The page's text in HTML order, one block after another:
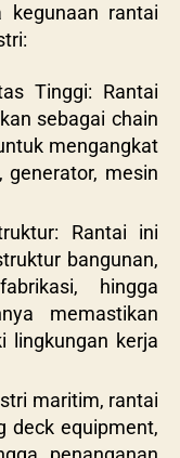
kegunaan rantai
Tinggi: Rantai
sebagai chain
mengangkat
generator, mesin
Rantai ini
bangunan,
hingga
memastikan
lingkungan kerja
maritim, rantai
deck equipment,